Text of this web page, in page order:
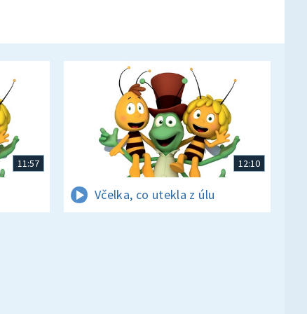
11:57 12:10
Včelka, co utekla z úlu